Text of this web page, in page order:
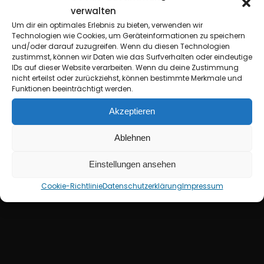
verwalten
Um dir ein optimales Erlebnis zu bieten, verwenden wir
Technologien wie Cookies, um Geräteinformationen zu speichern
und/oder darauf zuzugreifen. Wenn du diesen Technologien
zustimmst, können wir Daten wie das Surfverhalten oder eindeutige
IDs auf dieser Website verarbeiten. Wenn du deine Zustimmung
nicht erteilst oder zurückziehst, können bestimmte Merkmale und
Funktionen beeinträchtigt werden.
Akzeptieren
Ablehnen
Einstellungen ansehen
Cookie-RichtlinieDatenschutzerklärungImpressum
L
Li
ichKing+Gama